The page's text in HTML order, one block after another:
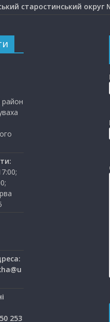
старостинський округ
район
253